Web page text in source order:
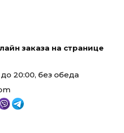
заказа на странице
20:00, без обеда